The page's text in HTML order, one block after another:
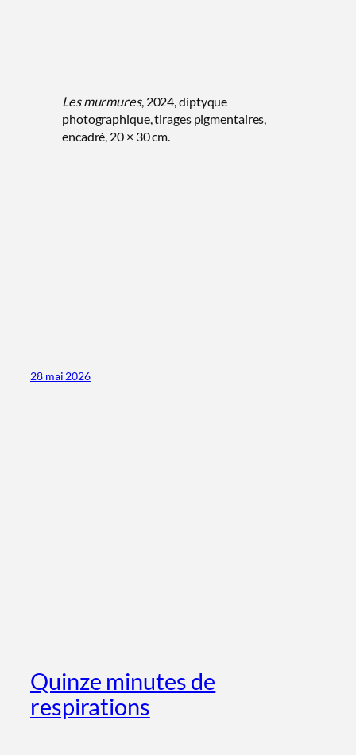
Les murmures, 2024, diptyque
photographique, tirages pigmentaires,
encadré, 20 × 30 cm.
28 mai 2026
Quinze minutes de
respirations